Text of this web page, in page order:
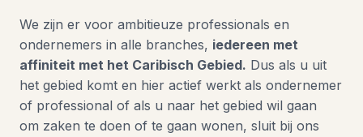
We zijn er voor ambitieuze professionals en
ondernemers in alle branches, iedereen met
affiniteit met het Caribisch Gebied. Dus als u uit
het gebied komt en hier actief werkt als ondernemer
of professional of als u naar het gebied wil gaan
om zaken te doen of te gaan wonen, sluit bij ons